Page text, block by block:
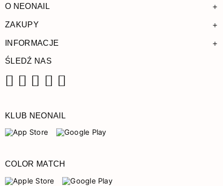
O NEONAIL +
ZAKUPY +
INFORMACJE +
ŚLEDŹ NAS
KLUB NEONAIL
COLOR MATCH